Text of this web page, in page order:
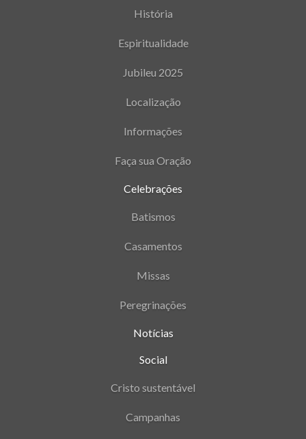
História
Espiritualidade
Jubileu 2025
Localização
Informações
Faça sua Oração
Celebrações
Batismos
Casamentos
Missas
Peregrinações
Notícias
Social
Cristo sustentável
Campanhas